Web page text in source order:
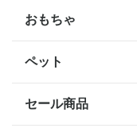
おもちゃ
ペット
セール商品